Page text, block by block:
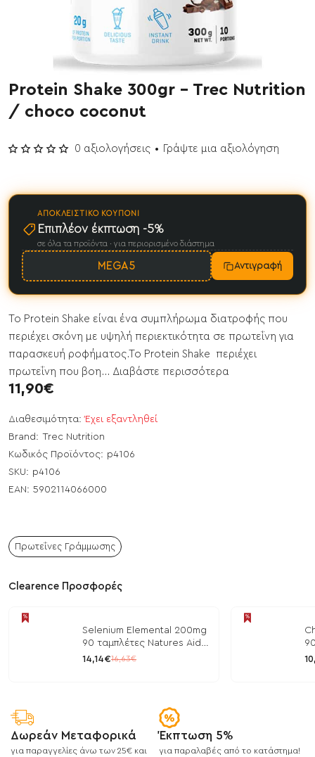
Έχει εξαντληθεί
Protein Shake 300gr - Trec Nutrition
/ choco coconut
Διαθεσιμότητα: Έχει εξαντληθεί
Brand: Trec Nutrition
Κωδικός Προϊόντος: p4106
SKU: p4106
EAN: 5902114066000
0 αξιολογήσεις • Γράψτε μια αξιολόγηση
11,90€
ΑΠΟΚΛΕΙΣΤΙΚΌ ΚΟΥΠΌΝΙ
Επιπλέον έκπτωση -5%
σε όλα τα προϊόντα · για περιορισμένο διάστημα
MEGA5 Αντιγραφή
Το Protein Shake είναι ένα συμπλήρωμα διατροφής που
περιέχει σκόνη με υψηλή περιεκτικότητα σε πρωτεΐνη για
παρασκευή ροφήματος.Το Protein Shake περιέχει
πρωτεΐνη που βοη... Διαβάστε περισσότερα
Πρωτεΐνες Γράμμωσης
Clearence Προσφορές
Selenium Elemental 200mg
90 ταμπλέτες Natures Aid
/ Μέταλλα
14,14€16,63€
/
Δωρεάν Μεταφορικά
για παραγγελίες άνω των 25€ και
Έκπτωση 5%
για παραλαβές από το κατάστημα!